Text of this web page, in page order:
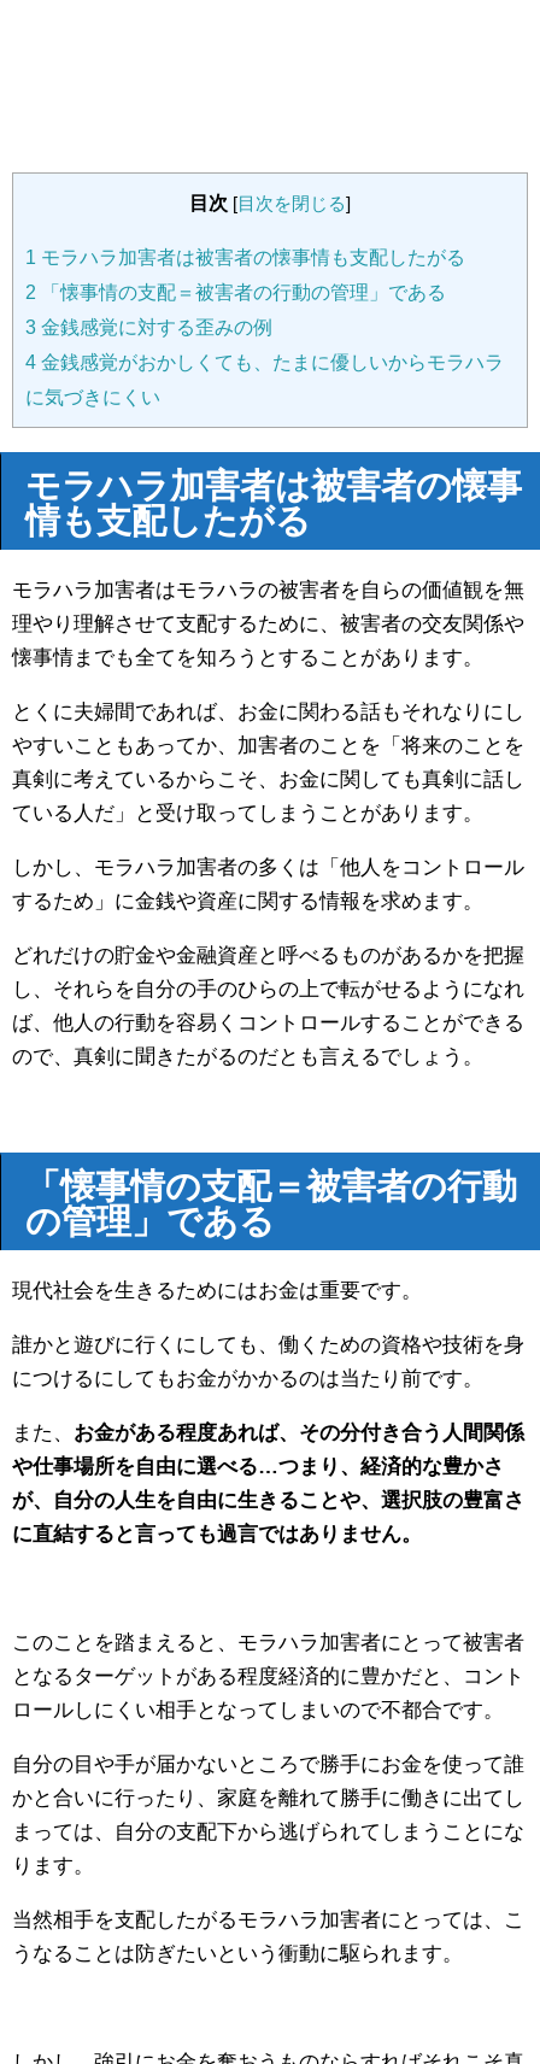
目次 [目次を閉じる]
1 モラハラ加害者は被害者の懐事情も支配したがる
2 「懐事情の支配＝被害者の行動の管理」である
3 金銭感覚に対する歪みの例
4 金銭感覚がおかしくても、たまに優しいからモラハラ
に気づきにくい
モラハラ加害者は被害者の懐事
情も支配したがる
モラハラ加害者はモラハラの被害者を自らの価値観を無
理やり理解させて支配するために、被害者の交友関係や
懐事情までも全てを知ろうとすることがあります。
とくに夫婦間であれば、お金に関わる話もそれなりにし
やすいこともあってか、加害者のことを「将来のことを
真剣に考えているからこそ、お金に関しても真剣に話し
ている人だ」と受け取ってしまうことがあります。
しかし、モラハラ加害者の多くは「他人をコントロール
するため」に金銭や資産に関する情報を求めます。
どれだけの貯金や金融資産と呼べるものがあるかを把握
し、それらを自分の手のひらの上で転がせるようになれ
ば、他人の行動を容易くコントロールすることができる
ので、真剣に聞きたがるのだとも言えるでしょう。
「懐事情の支配＝被害者の行動
の管理」である
現代社会を生きるためにはお金は重要です。
誰かと遊びに行くにしても、働くための資格や技術を身
につけるにしてもお金がかかるのは当たり前です。
また、 お金がある程度あれば、その分付き合う人間関係
や仕事場所を自由に選べる…つまり、経済的な豊かさ
が、自分の人生を自由に生きることや、選択肢の豊富さ
に直結すると言っても過言ではありません。
このことを踏まえると、モラハラ加害者にとって被害者
となるターゲットがある程度経済的に豊かだと、コント
ロールしにくい相手となってしまいので不都合です。
自分の目や手が届かないところで勝手にお金を使って誰
かと合いに行ったり、家庭を離れて勝手に働きに出てし
まっては、自分の支配下から逃げられてしまうことにな
ります。
当然相手を支配したがるモラハラ加害者にとっては、こ
うなることは防ぎたいという衝動に駆られます。